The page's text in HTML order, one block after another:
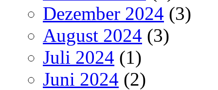
Dezember 2024 (3)
August 2024 (3)
Juli 2024 (1)
Juni 2024 (2)